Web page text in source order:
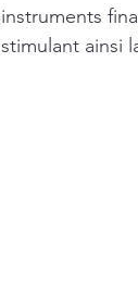
instruments
stimulant ainsi